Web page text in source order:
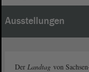
Ausstellungen
Der Landtag von